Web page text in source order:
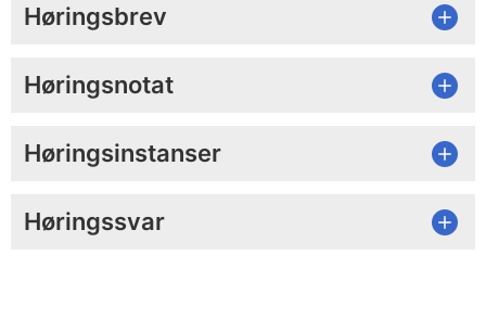
Høringsbrev
Høringsnotat
Høringsinstanser
Høringssvar